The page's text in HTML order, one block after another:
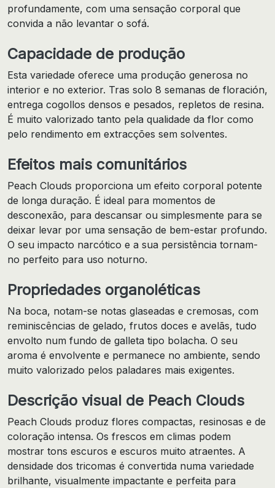
profundamente, com uma sensação corporal que
convida a não levantar o sofá.
Capacidade de produção
Esta variedade oferece uma produção generosa no
interior e no exterior. Tras solo 8 semanas de floración,
entrega cogollos densos e pesados, repletos de resina.
É muito valorizado tanto pela qualidade da flor como
pelo rendimento em extracções sem solventes.
Efeitos mais comunitários
Peach Clouds proporciona um efeito corporal potente
de longa duração. É ideal para momentos de
desconexão, para descansar ou simplesmente para se
deixar levar por uma sensação de bem-estar profundo.
O seu impacto narcótico e a sua persistência tornam-
no perfeito para uso noturno.
Propriedades organoléticas
Na boca, notam-se notas glaseadas e cremosas, com
reminiscências de gelado, frutos doces e avelãs, tudo
envolto num fundo de galleta tipo bolacha. O seu
aroma é envolvente e permanece no ambiente, sendo
muito valorizado pelos paladares mais exigentes.
Descrição visual de Peach Clouds
Peach Clouds produz flores compactas, resinosas e de
coloração intensa. Os frescos em climas podem
mostrar tons escuros e escuros muito atraentes. A
densidade dos tricomas é convertida numa variedade
brilhante, visualmente impactante e perfeita para